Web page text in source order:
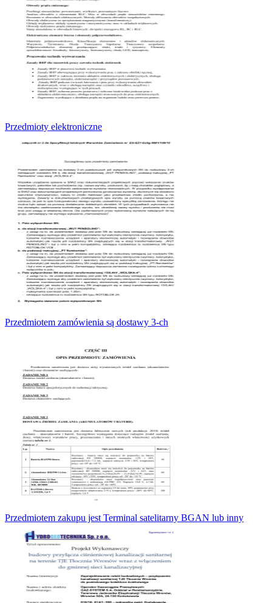
Przedmioty elektroniczne
Przedmiotem zamówienia są dostawy 3-ch
Przedmiotem zakupu jest Terminal satelitarny BGAN lub inny